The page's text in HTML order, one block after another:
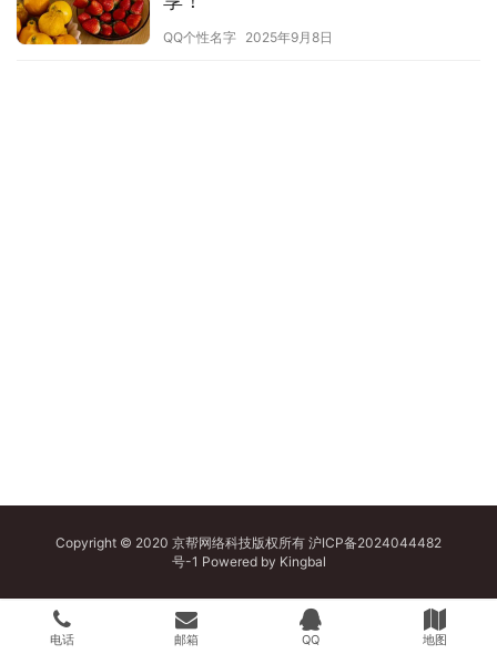
QQ个性名字 2025年9月8日
Copyright © 2020 京帮网络科技版权所有 沪ICP备2024044482
号-1 Powered by Kingbal
电话 邮箱 QQ 地图